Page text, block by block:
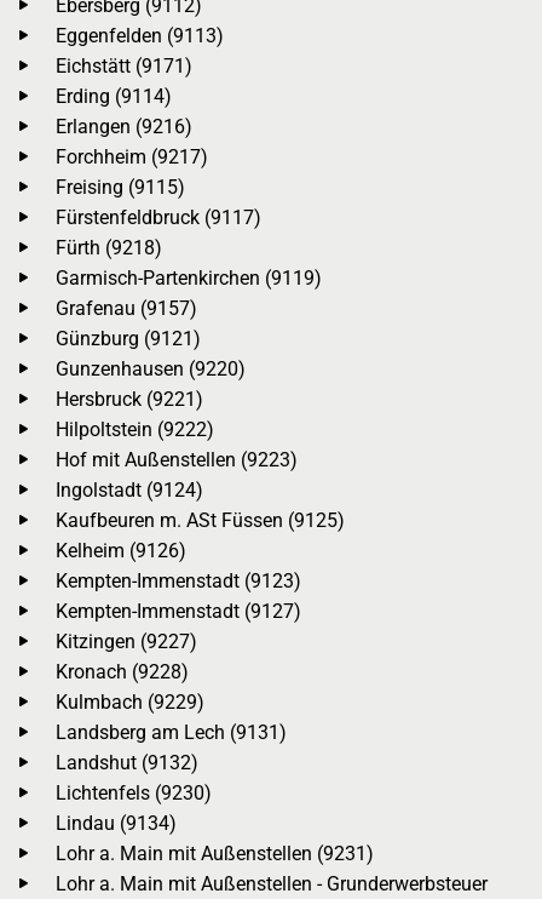
Ebersberg (9112)
Eggenfelden (9113)
Eichstätt (9171)
Erding (9114)
Erlangen (9216)
Forchheim (9217)
Freising (9115)
Fürstenfeldbruck (9117)
Fürth (9218)
Garmisch-Partenkirchen (9119)
Grafenau (9157)
Günzburg (9121)
Gunzenhausen (9220)
Hersbruck (9221)
Hilpoltstein (9222)
Hof mit Außenstellen (9223)
Ingolstadt (9124)
Kaufbeuren m. ASt Füssen (9125)
Kelheim (9126)
Kempten-Immenstadt (9123)
Kempten-Immenstadt (9127)
Kitzingen (9227)
Kronach (9228)
Kulmbach (9229)
Landsberg am Lech (9131)
Landshut (9132)
Lichtenfels (9230)
Lindau (9134)
Lohr a. Main mit Außenstellen (9231)
Lohr a. Main mit Außenstellen - Grunderwerbsteuer